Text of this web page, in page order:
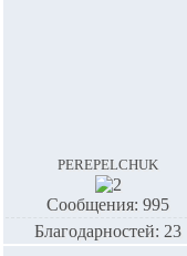
perepelchuk
Сообщения: 995
Благодарностей: 23